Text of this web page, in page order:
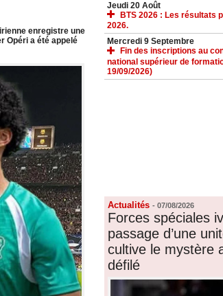
enregistre une
Opéri a été appelé
Jeudi 20 Août
BTS 2026 : Les résultats
2026.
Mercredi 9 Septembre
Fin des inscriptions au
national supérieur de
19/09/2026)
Actualités - 07/08/2026
Forces spéciales
passage d’une
cultive le mystère
défilé